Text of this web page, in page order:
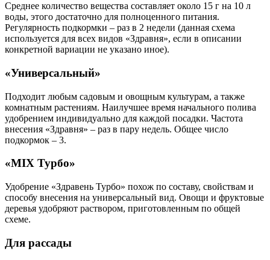
Среднее количество вещества составляет около 15 г на 10 л
воды, этого достаточно для полноценного питания.
Регулярность подкормки – раз в 2 недели (данная схема
используется для всех видов «Здравня», если в описании
конкретной вариации не указано иное).
«Универсальный»
Подходит любым садовым и овощным культурам, а также
комнатным растениям. Наилучшее время начального полива
удобрением индивидуально для каждой посадки. Частота
внесения «Здравня» – раз в пару недель. Общее число
подкормок – 3.
«MIX Турбо»
Удобрение «Здравень Турбо» похож по составу, свойствам и
способу внесения на универсальный вид. Овощи и фруктовые
деревья удобряют раствором, приготовленным по общей
схеме.
Для рассады